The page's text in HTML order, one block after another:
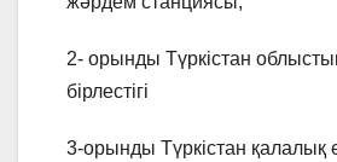
2- орынды Түркістан
бірлестігі
3-орынды Түркістан қалалық